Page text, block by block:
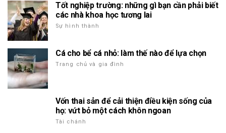
Tốt nghiệp trường: những gì bạn cần phải biết
các nhà khoa học tương lai
Sự hình thành
Cá cho bể cá nhỏ: làm thế nào để lựa chọn
Trang chủ và gia đình
Vốn thai sản để cải thiện điều kiện sống của
họ: vứt bỏ một cách khôn ngoan
Tài chánh